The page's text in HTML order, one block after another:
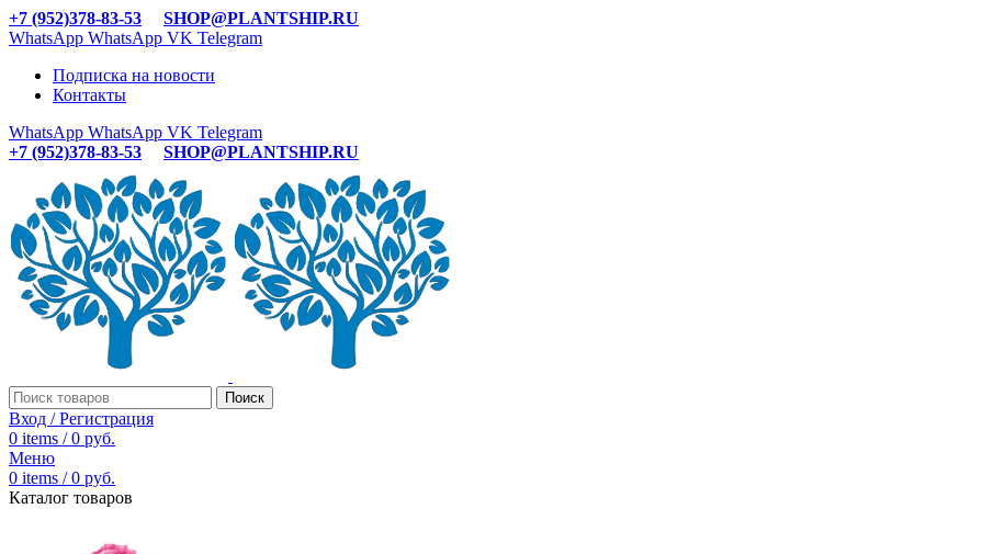
+7 (952)378-83-53
SHOP@PLANTSHIP.RU
WhatsApp WhatsApp VK Telegram
Подписка на новости
Контакты
WhatsApp WhatsApp VK Telegram
+7 (952)378-83-53
SHOP@PLANTSHIP.RU
Поиск
Вход / Регистрация
0 items / 0 руб.
Меню
0 items / 0 руб.
Каталог товаров